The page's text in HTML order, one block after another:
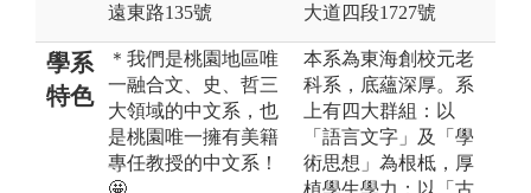
遠東路135號
大道四段1727號
學系
特色
＊我們是桃園地區唯
一融合文、史、哲三
大領域的中文系，也
是桃園唯一擁有美籍
專任教授的中文系！
🤩
本系為東海創校元老
科系，底蘊深厚。系
上有四大群組：以
「語言文字」及「學
術思想」為根柢，厚
植學生學力；以「古